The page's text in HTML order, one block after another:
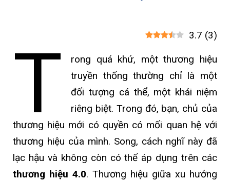
3.7 (3)
T
rong quá khứ, một thương hiệu
truyền thống thường chỉ là một
đối tượng cá thể, một khái niệm
riêng biệt. Trong đó, bạn, chủ của
thương hiệu mới có quyền có mối quan hệ với
thương hiệu của mình. Song, cách nghĩ này đã
lạc hậu và không còn có thể áp dụng trên các
thương hiệu 4.0. Thương hiệu giữa xu hướng